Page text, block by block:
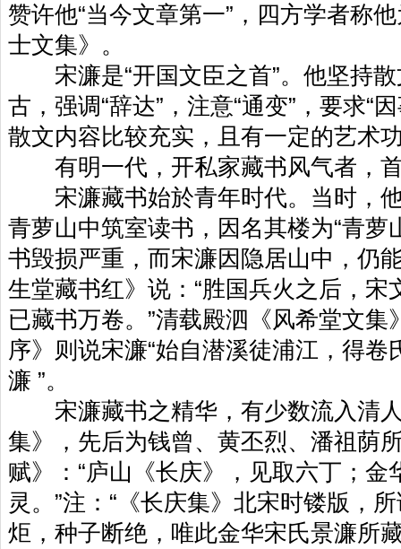
赞许他“当今文章第一”，四方学者称
士文集》。
宋濂是“开国文臣之首”。他坚持散
古，强调“辞达”，注意“通变”，要求“
散文内容比较充实，且有一定的艺术
有明一代，开私家藏书风气者，
宋濂藏书始於青年时代。当时，他
青萝山中筑室读书，因名其楼为“青萝
书毁损严重，而宋濂因隐居山中，仍
生堂藏书红》说：“胜国兵火之后，
已藏书万卷。”清载殿泗《风希堂文
序》则说宋濂“始自潜溪徒浦江，得卷
濂 ”。
宋濂藏书之精华，有少数流入清
集》，先后为钱曾、黄丕烈、潘祖荫
赋》：“庐山《长庆》，见取六丁；金
灵。”注：“《长庆集》北宋时镂版，
炬，种子断绝，唯此金华宋氏景濂所